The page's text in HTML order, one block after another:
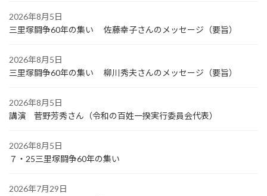
2026年8月5日
三里塚闘争60年の集い 佐藤幸子さんのメッセージ（要旨）
2026年8月5日
三里塚闘争60年の集い 柳川秀夫さんのメッセージ（要旨）
2026年8月5日
講演 菅野芳秀さん（令和の百姓一揆実行委員会代表）
2026年8月5日
７・25三里塚闘争60年の集い
2026年7月29日